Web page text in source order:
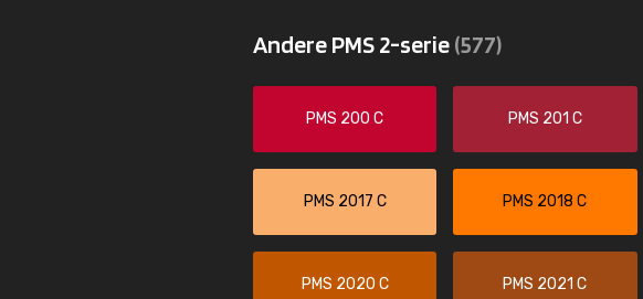
Andere PMS 2-serie(577)
PMS 200 C PMS 201 C
PMS 2017 C PMS 2018 C
PMS 2020 C PMS 2021 C